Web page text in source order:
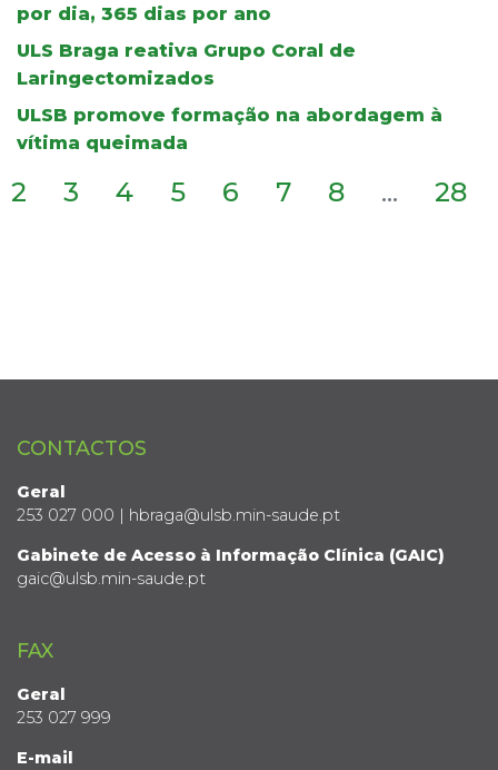
por dia, 365 dias por ano
ULS Braga reativa Grupo Coral de
Laringectomizados
ULSB promove formação na abordagem à
vítima queimada
2 3 4 5 6 7 8 ... 28
CONTACTOS
Geral
253 027 000 | hbraga@ulsb.min-saude.pt
Gabinete de Acesso à Informação Clínica (GAIC)
gaic@ulsb.min-saude.pt
FAX
Geral
253 027 999
E-mail